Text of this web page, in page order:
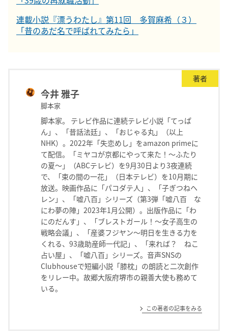
連載小説『漂うわたし』第11回 多賀麻希（３）
「昔のあだ名で呼ばれてみたら」
著者
今井 雅子
脚本家
脚本家。 テレビ作品に連続テレビ小説「てっぱ
ん」、「昔話法廷」、「おじゃる丸」（以上
NHK）。2022年「失恋めし」をamazon primeに
て配信。「ミヤコが京都にやって来た！〜ふたり
の夏〜」（ABCテレビ）を9月30日より3夜連続
で、「束の間の一花」（日本テレビ）を10月期に
放送。映画作品に「パコダテ人」、「子ぎつねヘ
レン」、「嘘八百」シリーズ（第3弾「嘘八百 な
にわ夢の陣」2023年1月公開）。出版作品に「わ
にのだんす」、「ブレストガール！〜女子高生の
戦略会議」、「産婆フジヤン〜明日を生きる力を
くれる、93歳助産師一代記」、「来れば？ ねこ
占い屋」、「嘘八百」シリーズ。音声SNSの
Clubhouseで短編小説「膝枕」の朗読と二次創作
をリレー中。故郷大阪府堺市の親善大使も務めて
いる。
この著者の記事をみる